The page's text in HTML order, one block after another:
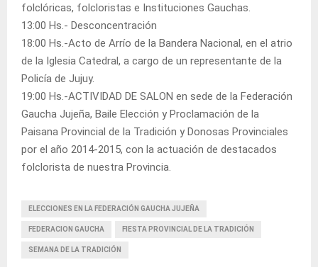
folclóricas, folcloristas e Instituciones Gauchas.
13:00 Hs.- Desconcentración
18:00 Hs.-Acto de Arrío de la Bandera Nacional, en el atrio
de la Iglesia Catedral, a cargo de un representante de la
Policía de Jujuy.
19:00 Hs.-ACTIVIDAD DE SALON en sede de la Federación
Gaucha Jujeña, Baile Elección y Proclamación de la
Paisana Provincial de la Tradición y Donosas Provinciales
por el año 2014-2015, con la actuación de destacados
folclorista de nuestra Provincia.
ELECCIONES EN LA FEDERACIÓN GAUCHA JUJEÑA
FEDERACION GAUCHA FIESTA PROVINCIAL DE LA TRADICIÓN
SEMANA DE LA TRADICIÓN